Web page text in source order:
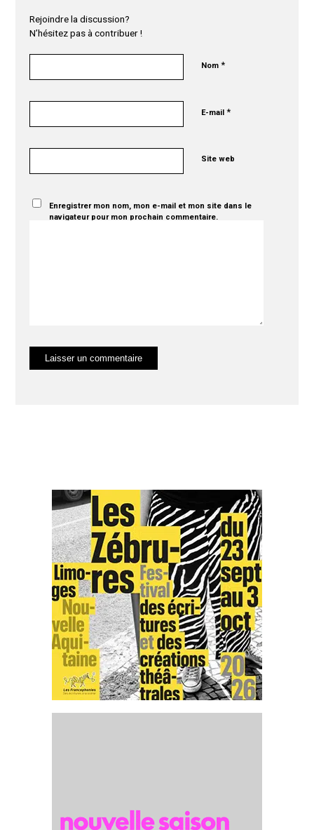
Rejoindre la discussion?
N’hésitez pas à contribuer !
Nom*
E-mail*
Site web
Enregistrer mon nom, mon e-mail et mon site dans le
navigateur pour mon prochain commentaire.